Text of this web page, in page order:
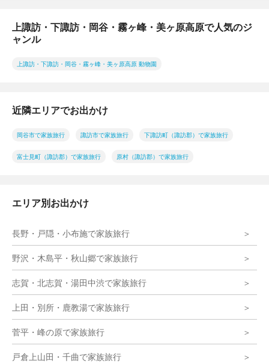
上諏訪・下諏訪・岡谷・霧ヶ峰・美ヶ原高原で人気のジ
ャンル
上諏訪・下諏訪・岡谷・霧ヶ峰・美ヶ原高原 動物園
近隣エリアでお出かけ
岡谷市で家族旅行 諏訪市で家族旅行 下諏訪町（諏訪郡）で家族旅行
富士見町（諏訪郡）で家族旅行 原村（諏訪郡）で家族旅行
エリア別お出かけ
長野・戸隠・小布施で家族旅行
野沢・木島平・秋山郷で家族旅行
志賀・北志賀・湯田中渋で家族旅行
上田・別所・鹿教湯で家族旅行
菅平・峰の原で家族旅行
戸倉上山田・千曲で家族旅行